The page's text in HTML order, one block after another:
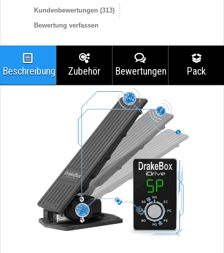
Kundenbewertungen (313)
Bewertung verfassen
Beschreibung Zubehör Bewertungen Pack